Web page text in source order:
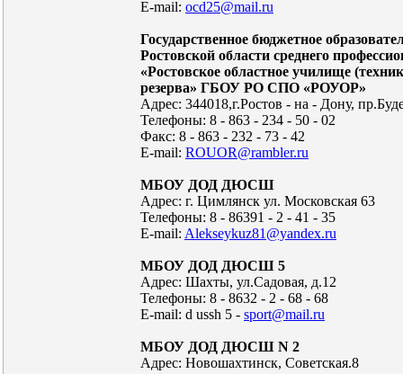
E-mail: ocd25@mail.ru
Государственное бюджетное
Ростовской области среднего
«Ростовское областное училище
резерва» ГБОУ РО СПО «РОУОР»
Адрес: 344018,г.Ростов - на - Дону,
Телефоны: 8 - 863 - 234 - 50 - 02
Факс: 8 - 863 - 232 - 73 - 42
E-mail: ROUOR@rambler.ru
МБОУ ДОД ДЮСШ
Адрес: г. Цимлянск ул. Московская 63
Телефоны: 8 - 86391 - 2 - 41 - 35
E-mail: Alekseykuz81@yandex.ru
МБОУ ДОД ДЮСШ 5
Адрес: Шахты, ул.Садовая, д.12
Телефоны: 8 - 8632 - 2 - 68 - 68
E-mail: d ussh 5 - sport@mail.ru
МБОУ ДОД ДЮСШ N 2
Адрес: Новошахтинск, Советская.8